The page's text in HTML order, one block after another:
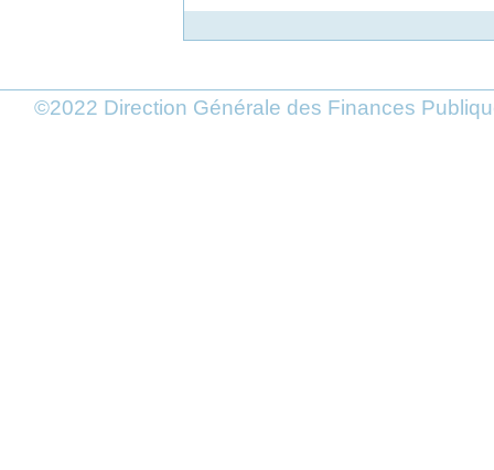
©2022 Direction Générale des Finances